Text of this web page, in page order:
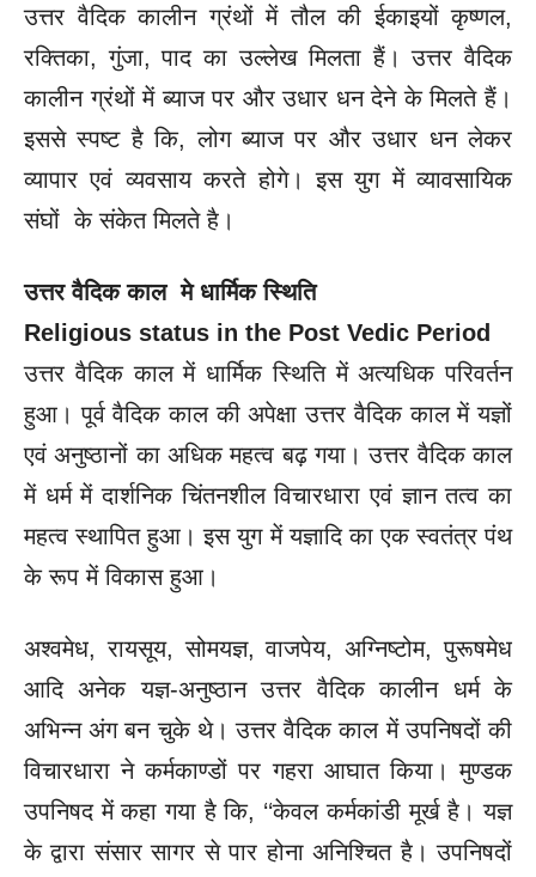
उत्तर वैदिक कालीन ग्रंथों में तौल की ईकाइयों कृष्णल,
रक्तिका, गुंजा, पाद का उल्लेख मिलता हैं। उत्तर वैदिक
कालीन ग्रंथों में ब्याज पर और उधार धन देने के मिलते हैं।
इससे स्पष्ट है कि, लोग ब्याज पर और उधार धन लेकर
व्यापार एवं व्यवसाय करते होगे। इस युग में व्यावसायिक
संघों के संकेत मिलते है।
उत्तर वैदिक काल मे धार्मिक स्थिति
Religious status in the Post Vedic Period
उत्तर वैदिक काल में धार्मिक स्थिति में अत्यधिक परिवर्तन
हुआ। पूर्व वैदिक काल की अपेक्षा उत्तर वैदिक काल में यज्ञों
एवं अनुष्ठानों का अधिक महत्व बढ़ गया। उत्तर वैदिक काल
में धर्म में दार्शनिक चिंतनशील विचारधारा एवं ज्ञान तत्व का
महत्व स्थापित हुआ। इस युग में यज्ञादि का एक स्वतंत्र पंथ
के रूप में विकास हुआ।
अश्वमेध, रायसूय, सोमयज्ञ, वाजपेय, अग्निष्टोम, पुरूषमेध
आदि अनेक यज्ञ-अनुष्ठान उत्तर वैदिक कालीन धर्म के
अभिन्न अंग बन चुके थे।उत्तर वैदिक काल में उपनिषदों की
विचारधारा ने कर्मकाण्डों पर गहरा आघात किया। मुण्डक
उपनिषद में कहा गया है कि, ‘‘केवल कर्मकांडी मूर्ख है। यज्ञ
के द्वारा संसार सागर से पार होना अनिश्चित है। उपनिषदों